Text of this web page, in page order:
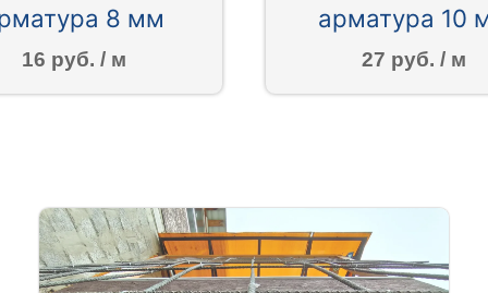
8 мм
16 руб. / м
арматура 10
27 руб. / м